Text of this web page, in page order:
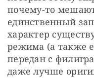
почему-то
единственный
характер
режима (а также
передан с
даже лучше